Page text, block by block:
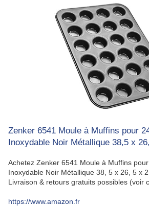
Zenker 6541 Moule à Muffins pour
Inoxydable Noir Métallique 38,5 x
Achetez Zenker 6541 Moule à Muffins
Inoxydable Noir Métallique 38, 5 x 26, 5 x
Livraison & retours gratuits possibles (voir
https://www.amazon.fr